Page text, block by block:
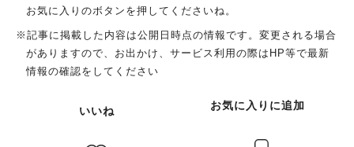
お気に入りのボタンを押してくださいね。
※記事に掲載した内容は公開日時点の情報です。変更される場合
がありますので、お出かけ、サービス利用の際はHP等で最新
情報の確認をしてください
いいね お気に入りに追加